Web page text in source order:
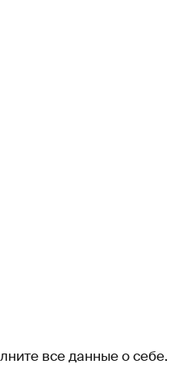
все данные о себе.